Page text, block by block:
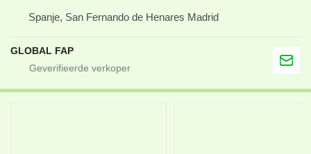
Spanje, San Fernando de Henares Madrid
GLOBAL FAP